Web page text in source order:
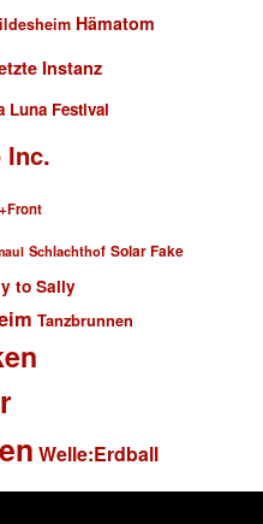
Hämatom
Instanz
Luna Festival
Inc.
Schlachthof Solar Fake
to Sally
Tanzbrunnen
Welle:Erdball